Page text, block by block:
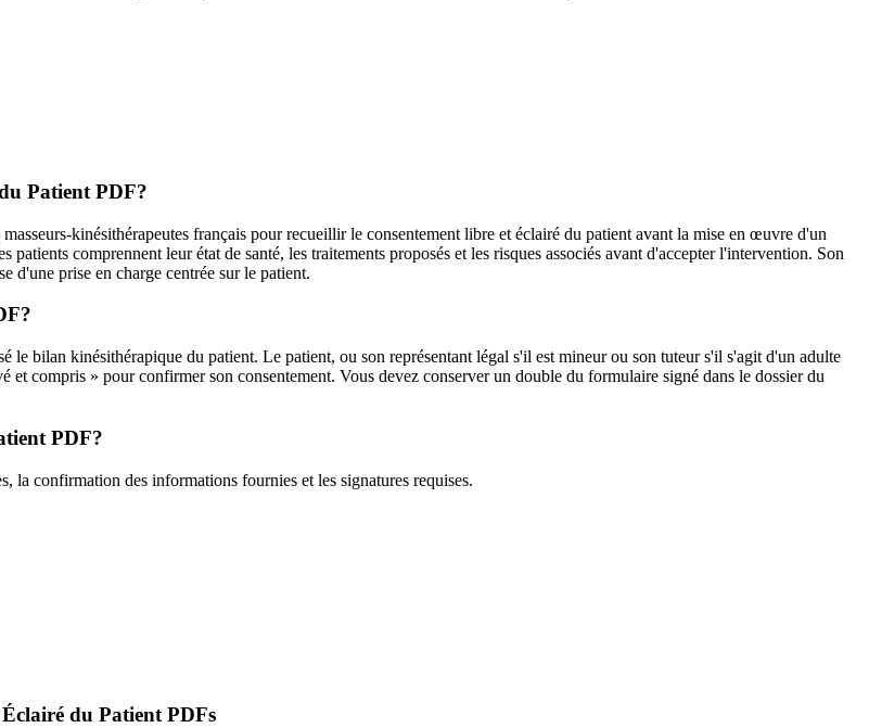
Patient PDF?
kinésithérapeutes français pour recueillir le consentement libre et éclairé du patient avant la mise en œuvre d'un
comprennent leur état de santé, les traitements proposés et les risques associés avant d'accepter l'intervention. Son
d'une prise en charge centrée sur le patient.
le bilan kinésithérapique du patient. Le patient, ou son représentant légal s'il est mineur ou son tuteur s'il s'agit d'un adulte
compris » pour confirmer son consentement. Vous devez conserver un double du formulaire signé dans le dossier du
PDF?
la confirmation des informations fournies et les signatures requises.
du Patient PDFs